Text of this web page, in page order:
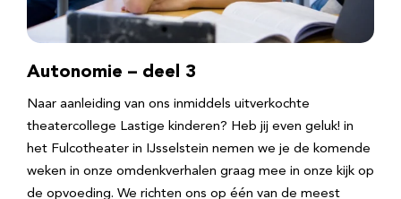
Autonomie – deel 3
Naar aanleiding van ons inmiddels uitverkochte
theatercollege Lastige kinderen? Heb jij even geluk! in
het Fulcotheater in IJsselstein nemen we je de komende
weken in onze omdenkverhalen graag mee in onze kijk op
de opvoeding. We richten ons op één van de meest